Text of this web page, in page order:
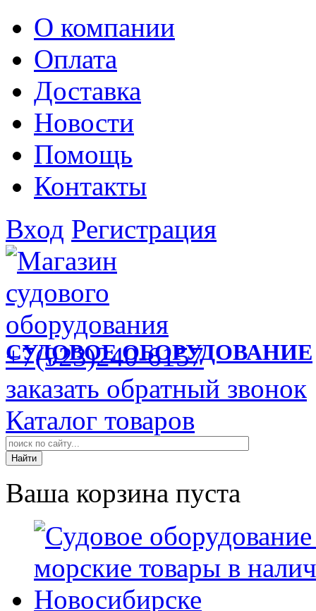
О компании
Оплата
Доставка
Новости
Помощь
Контакты
Вход Регистрация
СУДОВОЕ ОБОРУДОВАНИЕ
+7(923)240-6157
заказать обратный звонок
Каталог товаров
Ваша корзина пуста